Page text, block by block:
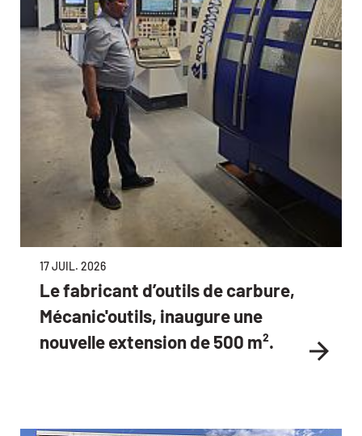
17 JUIL. 2026
Le fabricant d’outils de carbure,
Mécanic'outils, inaugure une
nouvelle extension de 500 m².